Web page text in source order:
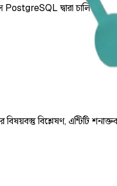
দ্বারা চালিত।
বিশ্লেষণ, এন্টিটি